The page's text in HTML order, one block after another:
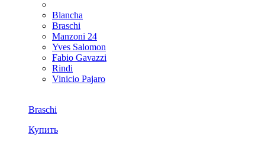
Blancha
Braschi
Manzoni 24
Yves Salomon
Fabio Gavazzi
Rindi
Vinicio Pajaro
Braschi
Купить